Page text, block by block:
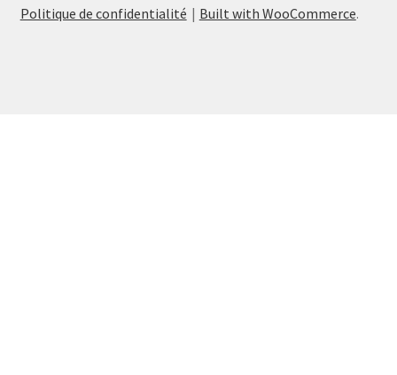
Politique de confidentialité
Built with WooCommerce.